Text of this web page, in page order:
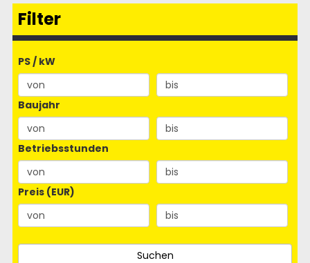
Filter
PS / kW
Baujahr
Betriebsstunden
Preis (EUR)